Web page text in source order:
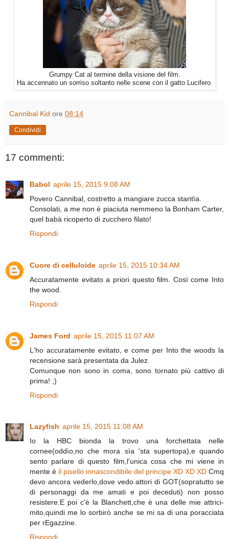
Grumpy Cat al termine della visione del film.
Ha accennato un sorriso soltanto nelle scene con il gatto Lucifero.
Cannibal Kid ore 08:14
Condividi
17 commenti:
Babol aprile 15, 2015 9:08 AM
Povero Cannibal, costretto a mangiare zucca stantìa.
Consolati, a me non è piaciuta nemmeno la Bonham Carter,
quel babà ricoperto di zucchero filato!
Rispondi
Cuore di celluloide aprile 15, 2015 10:34 AM
Accuratamente evitato a priori questo film. Così come Into
the wood.
Rispondi
James Ford aprile 15, 2015 11:07 AM
L'ho accuratamente evitato, e come per Into the woods la
recensione sarà presentata da Julez.
Comunque non sono in coma, sono tornato più cattivo di
prima! ;)
Rispondi
Lazyfish aprile 15, 2015 11:08 AM
Io la HBC bionda la trovo una forchettata nelle
cornee(oddìo,no che mora sìa 'sta supertopa),e quando
sento parlare di questo film,l'unica cosa che mi viene in
mente è il pisello innascondibile del principe XD XD XD Cmq
devo ancora vederlo,dove vedo attori di GOT(sopratutto se
di personaggi da me amati e poi deceduti) non posso
resistere.E poi c'è la Blanchett,che è una delle mie attrici-
mito,quindi me lo sorbirò anche se mi sa di una poracciata
per rEgazzine.
Rispondi